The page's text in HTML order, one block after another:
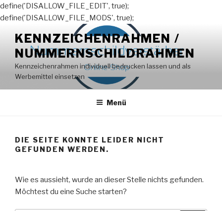
define('DISALLOW_FILE_EDIT', true);
define('DISALLOW_FILE_MODS', true);
Inhalt
springen
KENNZEICHENRAHMEN /
NUMMERNSCHILDRAHMEN
Kennzeichenrahmen individuell bedrucken lassen und als
Werbemittel einsetzen
Menü
DIE SEITE KONNTE LEIDER NICHT
GEFUNDEN WERDEN.
Wie es aussieht, wurde an dieser Stelle nichts gefunden.
Möchtest du eine Suche starten?